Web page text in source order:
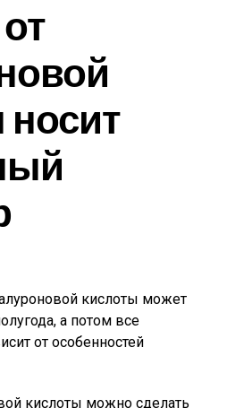
кислоты может
а потом все
от особенностей
кислоты можно сделать